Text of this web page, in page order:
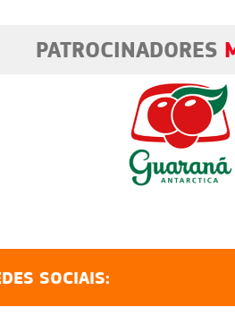
PATROCINADORES
SOCIAIS: